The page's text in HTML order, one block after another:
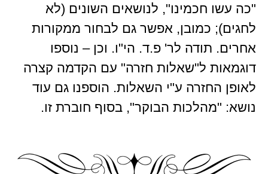
"כה עשו חכמינו", לנושאים השונים (לא
לחגים); כמובן, אפשר גם לבחור ממקורות
אחרים. תודה לר' פ.ד. הי"ו. וכן – נוספו
דוגמאות ל"שאלות חזרה" עם הקדמה קצרה
לאופן החזרה ע"י השאלות. הוספנו גם עוד
נושא: "מהלכות הבוקר", בסוף חוברת זו.